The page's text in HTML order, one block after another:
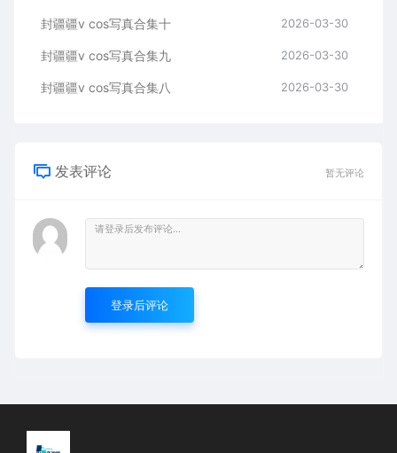
封疆疆v cos写真合集十 2026-03-30
封疆疆v cos写真合集九 2026-03-30
封疆疆v cos写真合集八 2026-03-30
发表评论 暂无评论
登录后评论